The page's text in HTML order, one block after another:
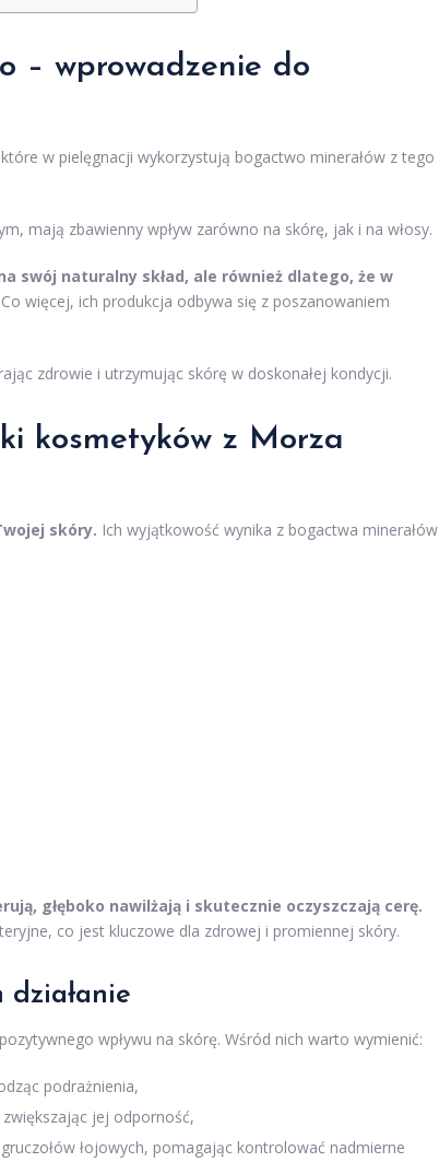
– wprowadzenie do
w pielęgnacji wykorzystują bogactwo minerałów z tego
mają zbawienny wpływ zarówno na skórę, jak i na włosy.
swój naturalny skład, ale również dlatego, że w
Co więcej, ich produkcja odbywa się z poszanowaniem
zdrowie i utrzymując skórę w doskonałej kondycji.
kosmetyków z Morza
skóry. Ich wyjątkowość wynika z bogactwa minerałów
głęboko nawilżają i skutecznie oczyszczają cerę.
co jest kluczowe dla zdrowej i promiennej skóry.
wpływu na skórę. Wśród nich warto wymienić:
podrażnienia,
jej odporność,
łojowych, pomagając kontrolować nadmierne